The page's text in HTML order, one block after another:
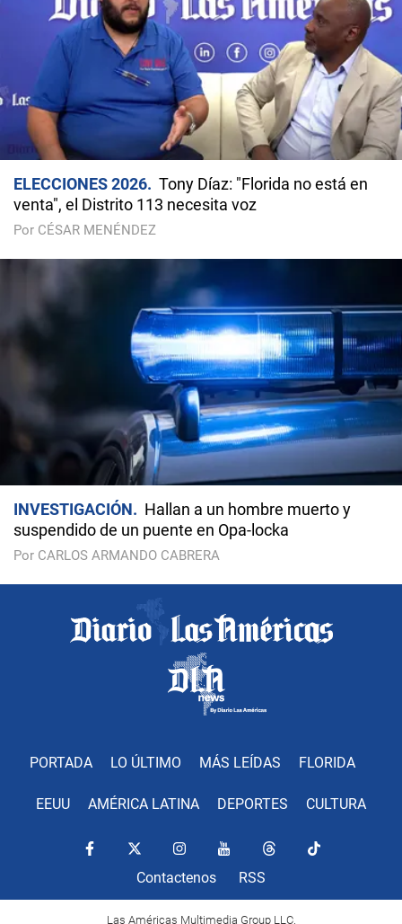
ELECCIONES 2026
Tony Díaz: "Florida no está en
venta", el Distrito 113 necesita voz
Por CÉSAR MENÉNDEZ
INVESTIGACIÓN
Hallan a un hombre muerto y
suspendido de un puente en Opa-locka
Por CARLOS ARMANDO CABRERA
PORTADA LO ÚLTIMO MÁS LEÍDAS FLORIDA
EEUU AMÉRICA LATINA DEPORTES CULTURA
Contactenos RSS
Las Américas Multimedia Group LLC.